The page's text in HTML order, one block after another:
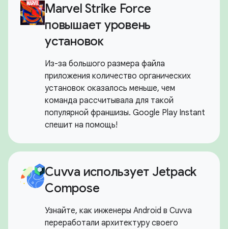
Marvel Strike Force
повышает уровень
установок
Из-за большого размера файла
приложения количество органических
установок оказалось меньше, чем
команда рассчитывала для такой
популярной франшизы. Google Play Instant
спешит на помощь!
Cuvva использует Jetpack
Compose
Узнайте, как инженеры Android в Cuvva
переработали архитектуру своего